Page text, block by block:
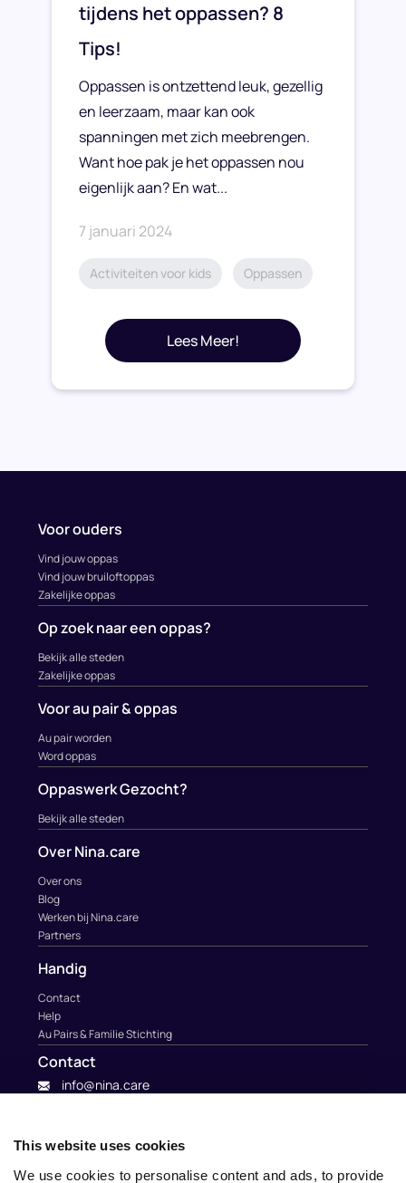
This website uses cookies
We use cookies to personalise content and ads, to provide
tijdens het oppassen? 8
Tips!
Oppassen is ontzettend leuk, gezellig
en leerzaam, maar kan ook
spanningen met zich meebrengen.
Want hoe pak je het oppassen nou
eigenlijk aan? En wat...
7 januari 2024
Activiteiten voor kids Oppassen
Lees Meer!
Voor ouders
Vind jouw oppas
Vind jouw bruiloftoppas
Zakelijke oppas
Op zoek naar een oppas?
Bekijk alle steden
Zakelijke oppas
Voor au pair & oppas
Au pair worden
Word oppas
Oppaswerk Gezocht?
Bekijk alle steden
Over Nina.care
Over ons
Blog
Werken bij Nina.care
Partners
Handig
Contact
Help
Au Pairs & Familie Stichting
Contact
info@nina.care